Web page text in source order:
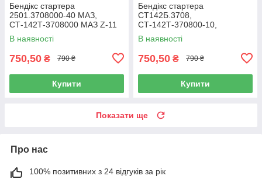
Бендікс стартера
2501.3708000-40 МАЗ,
СТ-142Т-3708000 МАЗ Z-11
В наявності
750,50 ₴ 790 ₴
Купити
Бендікс стартера
СТ142Б.3708,
СТ-142Т-370800-10,
2501.3708000-21 (МАЗ,
КАМАЗ) z10
В наявності
750,50 ₴ 790 ₴
Купити
Показати ще
Про нас
100% позитивних з 24 відгуків за рік